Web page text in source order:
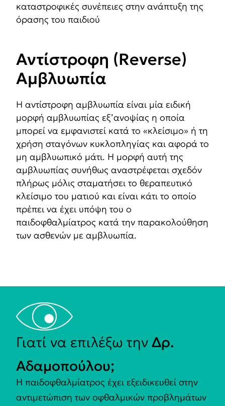
καταστροφικές συνέπειες στην ανάπτυξη της
όρασης του παιδιού
Αντίστροφη (Reverse)
Αμβλυωπία
Η αντίστροφη αμβλυωπία είναι μία ειδική
μορφή αμβλυωπίας εξ’ανοψίας η οποία
μπορεί να εμφανιστεί κατά το «κλείσιμο» ή τη
χρήση σταγόνων κυκλοπληγίας και αφορά το
μη αμβλυωπικό μάτι. Η μορφή αυτή της
αμβλυωπίας συνήθως αναστρέφεται σχεδόν
πλήρως μόλις σταματήσει το θεραπευτικό
κλείσιμο του ματιού και είναι κάτι το οποίο
πρέπει να έχει υπόψη του ο
παιδοφθαλμίατρος κατά την παρακολούθηση
των ασθενών με αμβλυωπία.
Γιατί να επιλέξω την Δρ.
Αδαμοπούλου;
Η παιδοφθαλμίατρος έχει εξειδικευθεί στην
αντιμετώπιση των οφθαλμικών προβλημάτων